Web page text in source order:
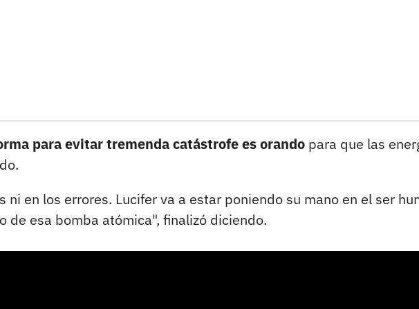
para evitar tremenda catástrofe es orando para que las
ni en los errores. Lucifer va a estar poniendo su mano en el ser
de esa bomba atómica", finalizó diciendo.